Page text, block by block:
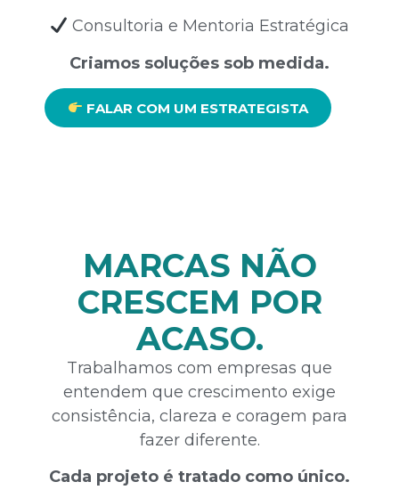
Consultoria e Mentoria Estratégica
Criamos soluções sob medida.
FALAR COM UM ESTRATEGISTA
MARCAS NÃO
CRESCEM POR
ACASO.
Trabalhamos com empresas que
entendem que crescimento exige
consistência, clareza e coragem para
fazer diferente.
Cada projeto é tratado como único.